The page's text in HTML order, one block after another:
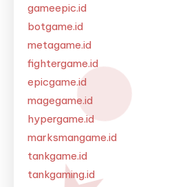
gameepic.id
botgame.id
metagame.id
fightergame.id
epicgame.id
magegame.id
hypergame.id
marksmangame.id
tankgame.id
tankgaming.id